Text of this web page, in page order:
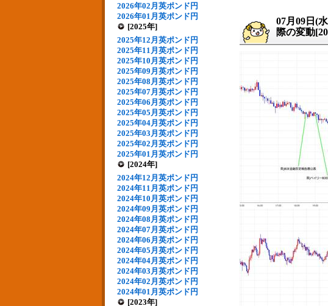
2026年02月英ポンド円
2026年01月英ポンド円
[2025年]
2025年12月英ポンド円
2025年11月英ポンド円
2025年10月英ポンド円
2025年09月英ポンド円
2025年08月英ポンド円
2025年07月英ポンド円
2025年06月英ポンド円
2025年05月英ポンド円
2025年04月英ポンド円
2025年03月英ポンド円
2025年02月英ポンド円
2025年01月英ポンド円
[2024年]
2024年12月英ポンド円
2024年11月英ポンド円
2024年10月英ポンド円
2024年09月英ポンド円
2024年08月英ポンド円
2024年07月英ポンド円
2024年06月英ポンド円
2024年05月英ポンド円
2024年04月英ポンド円
2024年03月英ポンド円
2024年02月英ポンド円
2024年01月英ポンド円
[2023年]
07月09日(
際の変動